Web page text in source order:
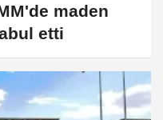
maden
etti